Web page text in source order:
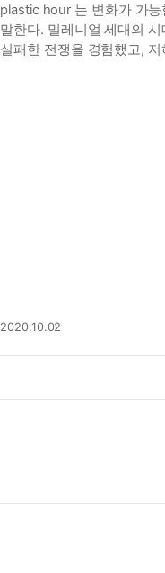
plastic hour 는 변화가 가
말한다. 밀레니얼 세대의
실패한 전쟁을 경험했고,
2020.10.02